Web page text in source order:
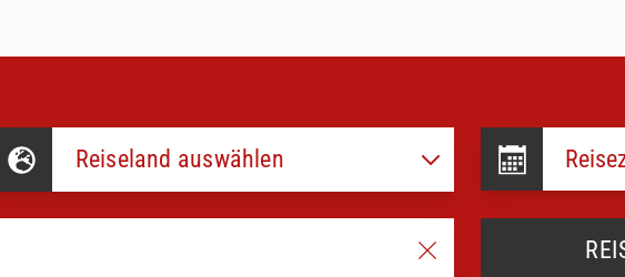
Reiseland auswählen